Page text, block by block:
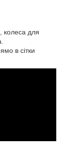
колеса для
в сітки